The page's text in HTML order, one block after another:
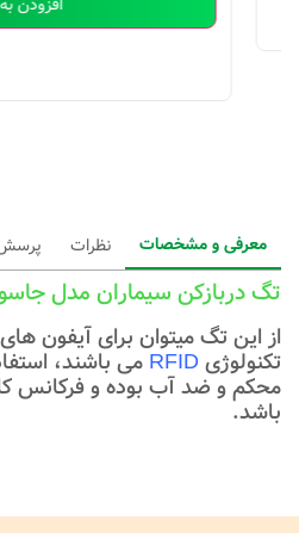
معرفی و مشخصات نظرات
تگ دربازکن سیماران مدل
از این تگ میتوان برای آیفون
تکنولوژی RFID می باشند،
باشد.